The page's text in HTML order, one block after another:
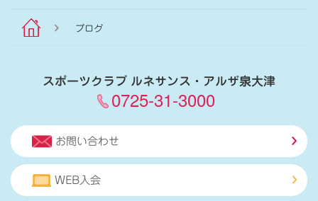
ブログ
スポーツクラブ ルネサンス・アルザ泉大津
0725-31-3000
お問い合わせ
WEB入会